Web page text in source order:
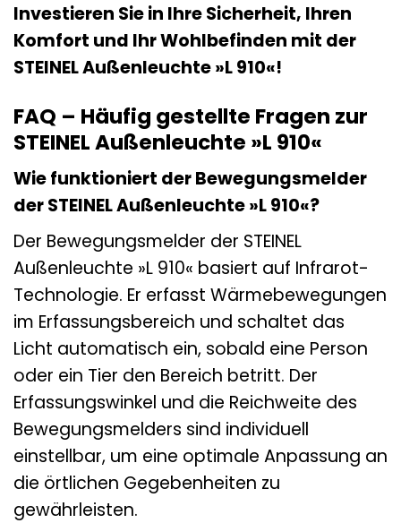
Investieren Sie in Ihre Sicherheit, Ihren
Komfort und Ihr Wohlbefinden mit der
STEINEL Außenleuchte »L 910«!
FAQ – Häufig gestellte Fragen zur
STEINEL Außenleuchte »L 910«
Wie funktioniert der Bewegungsmelder
der STEINEL Außenleuchte »L 910«?
Der Bewegungsmelder der STEINEL
Außenleuchte »L 910« basiert auf Infrarot-
Technologie. Er erfasst Wärmebewegungen
im Erfassungsbereich und schaltet das
Licht automatisch ein, sobald eine Person
oder ein Tier den Bereich betritt. Der
Erfassungswinkel und die Reichweite des
Bewegungsmelders sind individuell
einstellbar, um eine optimale Anpassung an
die örtlichen Gegebenheiten zu
gewährleisten.